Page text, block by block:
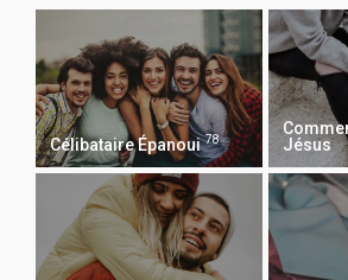
Célibataire Épanoui 78
Jésus